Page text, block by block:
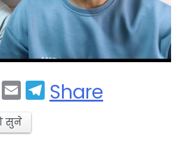
Messenger
EmailTelegram
Share
सुने